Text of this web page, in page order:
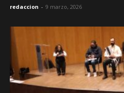
redaccion - 9 marzo, 2026